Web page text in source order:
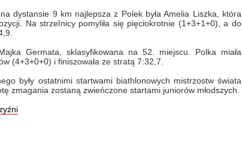
dystansie 9 km najlepsza z Polek była Amelia Liszka, która
Na strzelnicy pomyliła się pięciokrotnie (1+3+1+0), a do
Germata, sklasyfikowana na 52. miejscu. Polka miała
(4+3+0+0) i finiszowała ze stratą 7:32,7.
były ostatnimi startwami biathlonowych mistrzostw świata
zmagania zostaną zwieńczone startami juniorów młodszych.